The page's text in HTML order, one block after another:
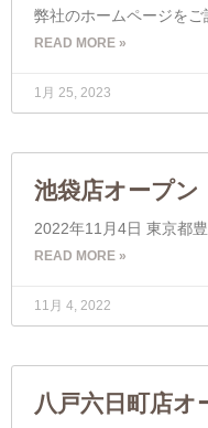
弊社のホームページを
READ MORE »
1月 25, 2023
池袋店オープン
2022年11月4日 東京都
READ MORE »
11月 4, 2022
八戸六日町店オ